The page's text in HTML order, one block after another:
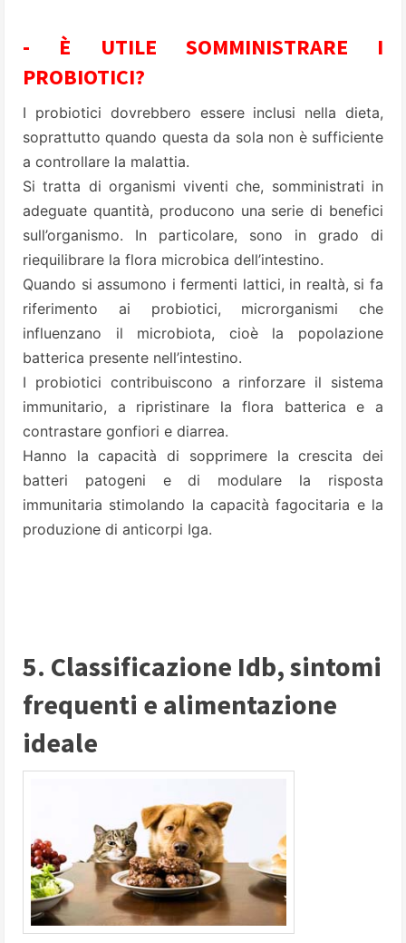
- È UTILE SOMMINISTRARE I
PROBIOTICI?
I probiotici dovrebbero essere inclusi nella dieta,
soprattutto quando questa da sola non è sufficiente
a controllare la malattia.
Si tratta di organismi viventi che, somministrati in
adeguate quantità, producono una serie di benefici
sull’organismo. In particolare, sono in grado di
riequilibrare la flora microbica dell’intestino.
Quando si assumono i fermenti lattici, in realtà, si fa
riferimento ai probiotici, microrganismi che
influenzano il microbiota, cioè la popolazione
batterica presente nell’intestino.
I probiotici contribuiscono a rinforzare il sistema
immunitario, a ripristinare la flora batterica e a
contrastare gonfiori e diarrea.
Hanno la capacità di sopprimere la crescita dei
batteri patogeni e di modulare la risposta
immunitaria stimolando la capacità fagocitaria e la
produzione di anticorpi Iga.
5. Classificazione Idb, sintomi
frequenti e alimentazione
ideale